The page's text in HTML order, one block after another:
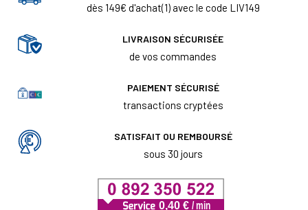
dès 149€ d'achat(1) avec le code LIV149
LIVRAISON SÉCURISÉE
de vos commandes
PAIEMENT SÉCURISÉ
transactions cryptées
SATISFAIT OU REMBOURSÉ
sous 30 jours